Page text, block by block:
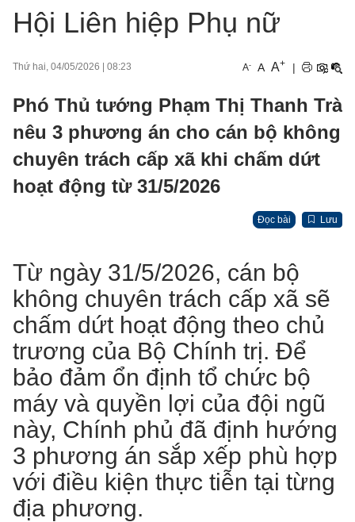
Hội Liên hiệp Phụ nữ
Thứ hai, 04/05/2026 08:23 A- A A+ |
Phó Thủ tướng Phạm Thị Thanh Trà
nêu 3 phương án cho cán bộ không
chuyên trách cấp xã khi chấm dứt
hoạt động từ 31/5/2026
Đọc bài Lưu
Từ ngày 31/5/2026, cán bộ
không chuyên trách cấp xã sẽ
chấm dứt hoạt động theo chủ
trương của Bộ Chính trị. Để
bảo đảm ổn định tổ chức bộ
máy và quyền lợi của đội ngũ
này, Chính phủ đã định hướng
3 phương án sắp xếp phù hợp
với điều kiện thực tiễn tại từng
địa phương.